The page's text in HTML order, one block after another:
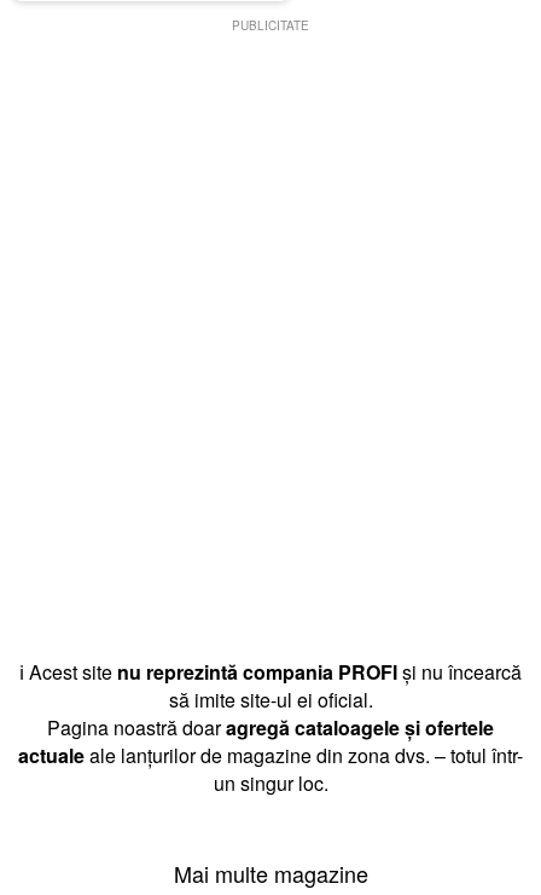
PUBLICITATE
ℹ️ Acest site nu reprezintă compania PROFIși nu încearcă
să imite site-ul ei oficial.
Pagina noastră doaragregă cataloagele și ofertele
actualeale lanțurilor de magazine din zona dvs. – totul într-
un singur loc.
Mai multe magazine